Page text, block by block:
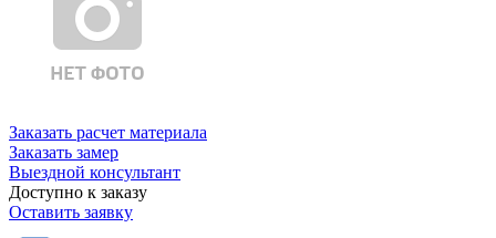
Заказать расчет материала
Заказать замер
Выездной консультант
Доступно к заказу
Оставить заявку